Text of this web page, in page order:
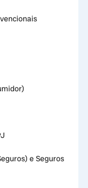
e Seguros